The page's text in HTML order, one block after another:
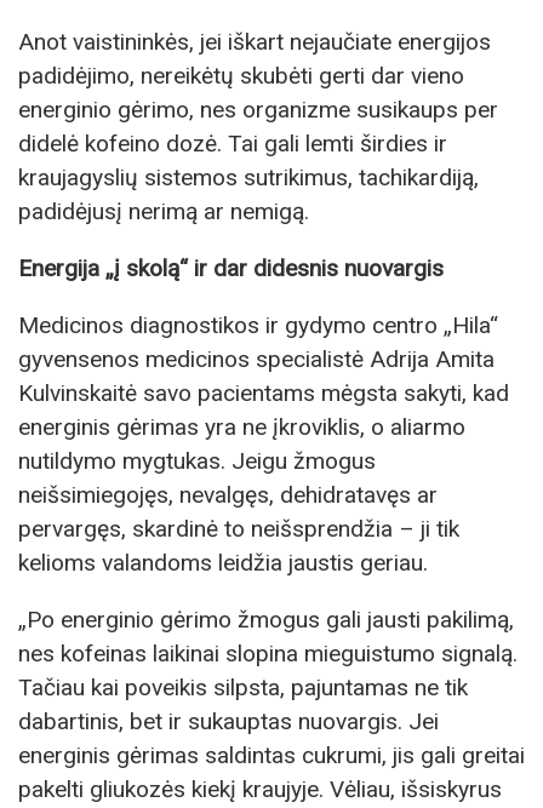
Anot vaistininkės, jei iškart nejaučiate energijos
padidėjimo, nereikėtų skubėti gerti dar vieno
energinio gėrimo, nes organizme susikaups per
didelė kofeino dozė. Tai gali lemti širdies ir
kraujagyslių sistemos sutrikimus, tachikardiją,
padidėjusį nerimą ar nemigą.
Energija „į skolą“ ir dar didesnis nuovargis
Medicinos diagnostikos ir gydymo centro „Hila“
gyvensenos medicinos specialistė Adrija Amita
Kulvinskaitė savo pacientams mėgsta sakyti, kad
energinis gėrimas yra ne įkroviklis, o aliarmo
nutildymo mygtukas. Jeigu žmogus
neišsimiegojęs, nevalgęs, dehidratavęs ar
pervargęs, skardinė to neišsprendžia – ji tik
kelioms valandoms leidžia jaustis geriau.
„Po energinio gėrimo žmogus gali jausti pakilimą,
nes kofeinas laikinai slopina mieguistumo signalą.
Tačiau kai poveikis silpsta, pajuntamas ne tik
dabartinis, bet ir sukauptas nuovargis. Jei
energinis gėrimas saldintas cukrumi, jis gali greitai
pakelti gliukozės kiekį kraujyje. Vėliau, išsiskyrus